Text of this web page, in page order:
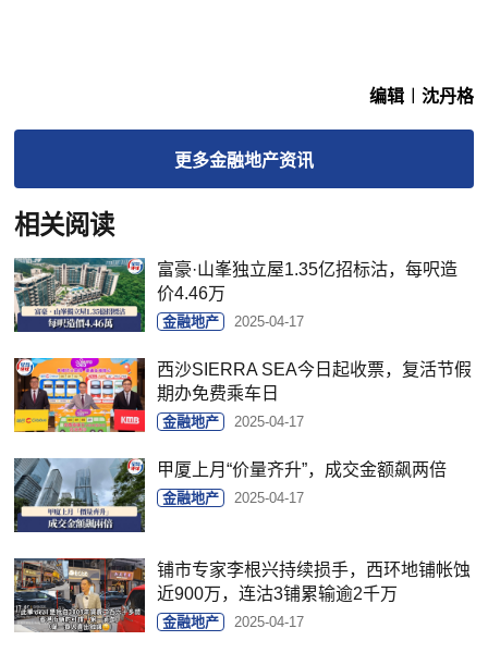
编辑︱沈丹格
更多金融地产资讯
相关阅读
富豪·山峯独立屋1.35亿招标沽，每呎造
价4.46万
金融地产 2025-04-17
西沙SIERRA SEA今日起收票，复活节假
期办免费乘车日
金融地产 2025-04-17
甲厦上月“价量齐升”，成交金额飙两倍
金融地产 2025-04-17
铺市专家李根兴持续损手，西环地铺帐蚀
近900万，连沽3铺累输逾2千万
金融地产 2025-04-17